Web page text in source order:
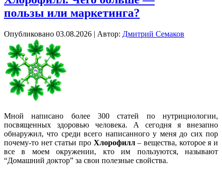
пользы или маркетинга?
Опубликовано 03.08.2026 | Автор: Дмитрий Семаков
Мной написано более 300 статей по нутрициологии,
посвященных здоровью человека. А сегодня я внезапно
обнаружил, что среди всего написанного у меня до сих пор
почему-то нет статьи про Хлорофилл– вещества, которое я и
все в моем окружении, кто им пользуются, называют
“Домашний доктор” за свои полезные свойства.